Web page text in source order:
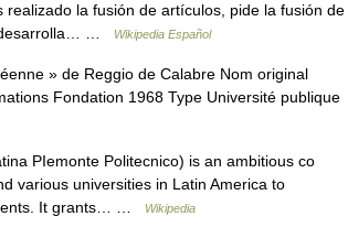
la fusión de artículos, pide la fusión de
desarrolla… …
Wikipedia Español
» de Reggio de Calabre Nom original
Fondation 1968 Type Université publique
PIemonte Politecnico) is an ambitious co
various universities in Latin America to
It grants… …
Wikipedia